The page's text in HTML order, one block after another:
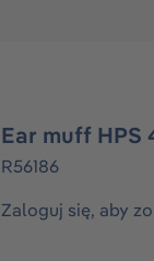
Ear muff
R56186
Zaloguj się, aby